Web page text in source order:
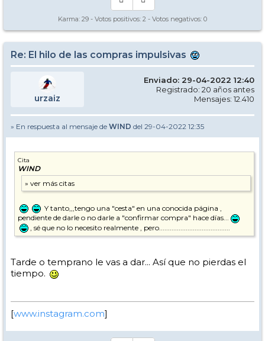
Karma: 29 - Votos positivos: 2 - Votos negativos: 0
Re: El hilo de las compras impulsivas
urzaiz
Enviado: 29-04-2022 12:40
Registrado: 20 años antes
Mensajes: 12.410
» En respuesta al mensaje de WIND del 29-04-2022 12:35
Cita
WIND
Y tanto,,,tengo una "cesta" en una conocida página ,
pendiente de darle o no darle a "confirmar compra" hace días...
, sé que no lo necesito realmente , pero........................................
Tarde o temprano le vas a dar... Así que no pierdas el
tiempo.
[www.instagram.com]